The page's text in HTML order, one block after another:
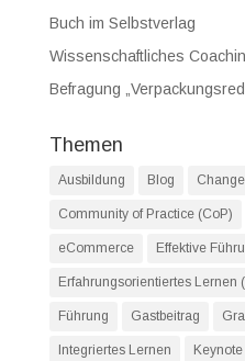
Buch im Selbstverlag
Wissenschaftliches
Befragung
Themen
Ausbildung Blog
Community of Practice (CoP)
eCommerce Effektive
Erfahrungsorientiertes Lernen
Führung Gastbeitrag
Integriertes Lernen Keynote